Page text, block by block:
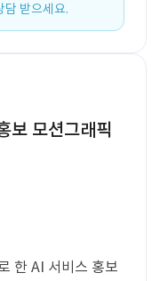
담 받으세요.
보 모션그래픽
한 AI 서비스 홍보